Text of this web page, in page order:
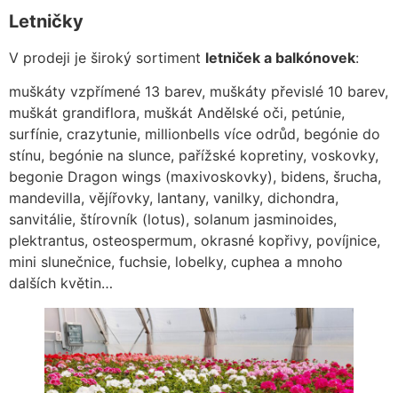
Letničky
V prodeji je široký sortiment letniček a balkónovek:
muškáty vzpřímené 13 barev, muškáty převislé 10 barev,
muškát grandiflora, muškát Andělské oči, petúnie,
surfínie, crazytunie, millionbells více odrůd, begónie do
stínu, begónie na slunce, pařížské kopretiny, voskovky,
begonie Dragon wings (maxivoskovky), bidens, šrucha,
mandevilla, vějířovky, lantany, vanilky, dichondra,
sanvitálie, štírovník (lotus), solanum jasminoides,
plektrantus, osteospermum, okrasné kopřivy, povíjnice,
mini slunečnice, fuchsie, lobelky, cuphea a mnoho
dalších květin…